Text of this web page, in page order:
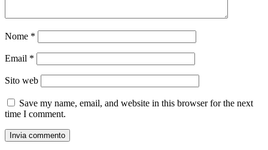
Nome *
Email *
Sito web
Save my name, email, and website in this browser for the next
time I comment.